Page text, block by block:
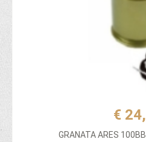
€
GRANATA ARES